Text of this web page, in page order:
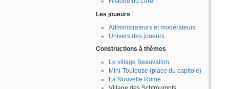
Les joueurs
Administrateurs et modérateurs
Univers des joueurs
Constructions à thèmes
Le village Beauvallon
Mini-Toulouse (place du capitole)
La Nouvelle Rome